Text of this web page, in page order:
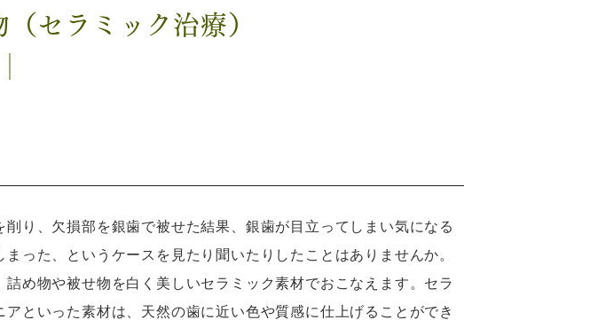
（セラミック治療）
削り、欠損部を銀歯で被せた結果、銀歯が目立ってしまい気になる
まった、というケースを見たり聞いたりしたことはありませんか。
詰め物や被せ物を白く美しいセラミック素材でおこなえます。セラ
アといった素材は、天然の歯に近い色や質感に仕上げることができ